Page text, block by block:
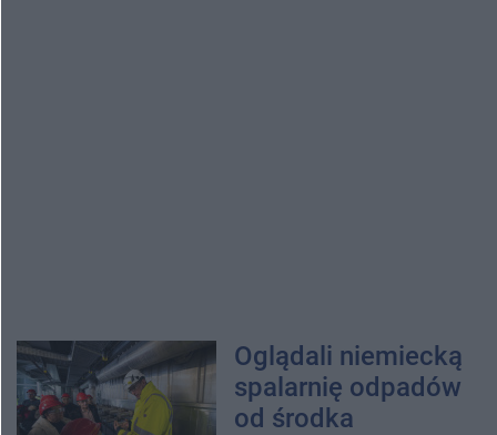
Oglądali niemiecką
spalarnię odpadów
od środka